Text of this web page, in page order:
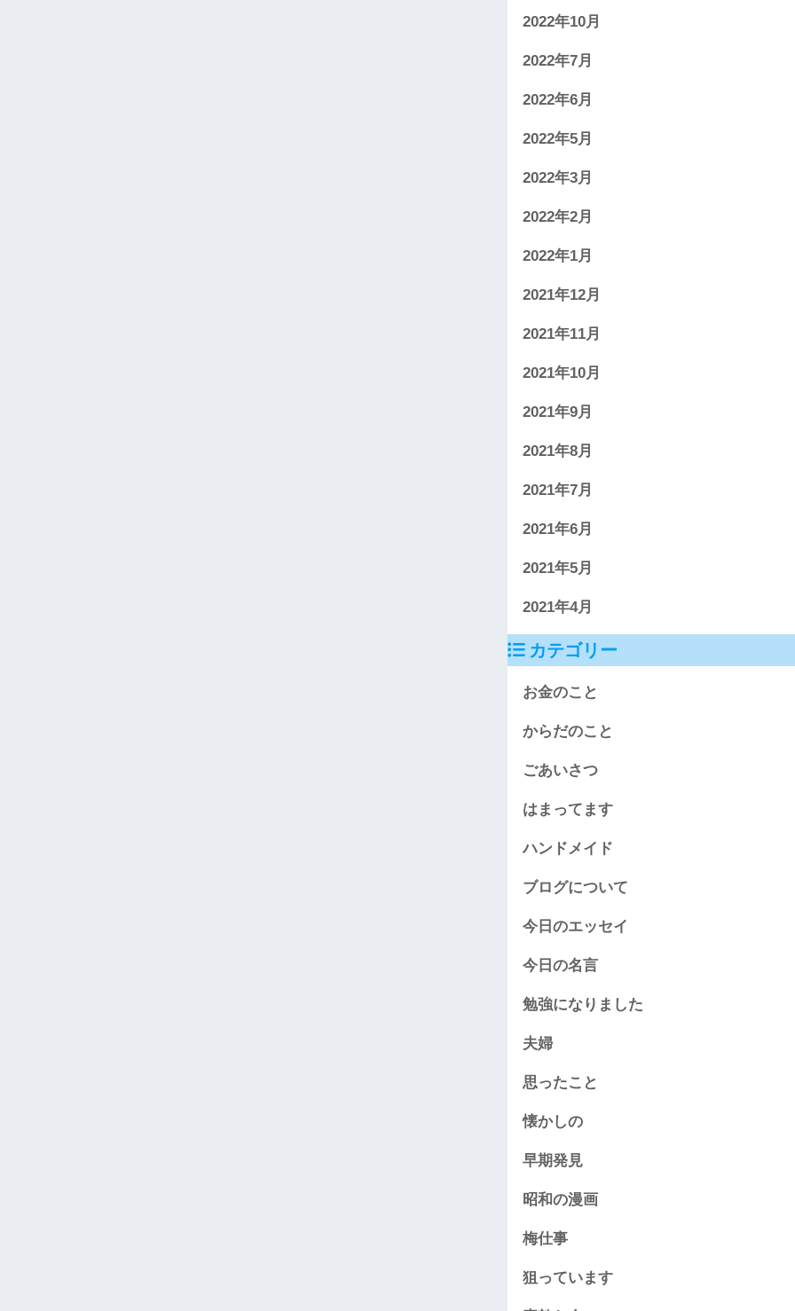
2022年10月
2022年7月
2022年6月
2022年5月
2022年3月
2022年2月
2022年1月
2021年12月
2021年11月
2021年10月
2021年9月
2021年8月
2021年7月
2021年6月
2021年5月
2021年4月
カテゴリー
お金のこと
からだのこと
ごあいさつ
はまってます
ハンドメイド
ブログについて
今日のエッセイ
今日の名言
勉強になりました
夫婦
思ったこと
懐かしの
早期発見
昭和の漫画
梅仕事
狙っています